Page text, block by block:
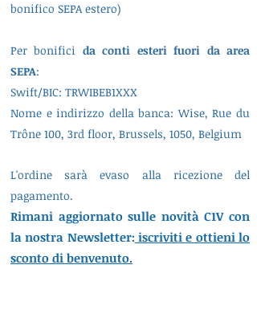
bonifico SEPA estero)
Per bonifici da conti esteri fuori da area
SEPA:
Swift/BIC: TRWIBEB1XXX
Nome e indirizzo della banca: Wise, Rue du
Trône 100, 3rd floor, Brussels, 1050, Belgium
L'ordine sarà evaso alla ricezione del
pagamento.
Rimani aggiornato sulle novità C1V con
la nostra Newsletter: iscriviti e ottieni lo
sconto di benvenuto.